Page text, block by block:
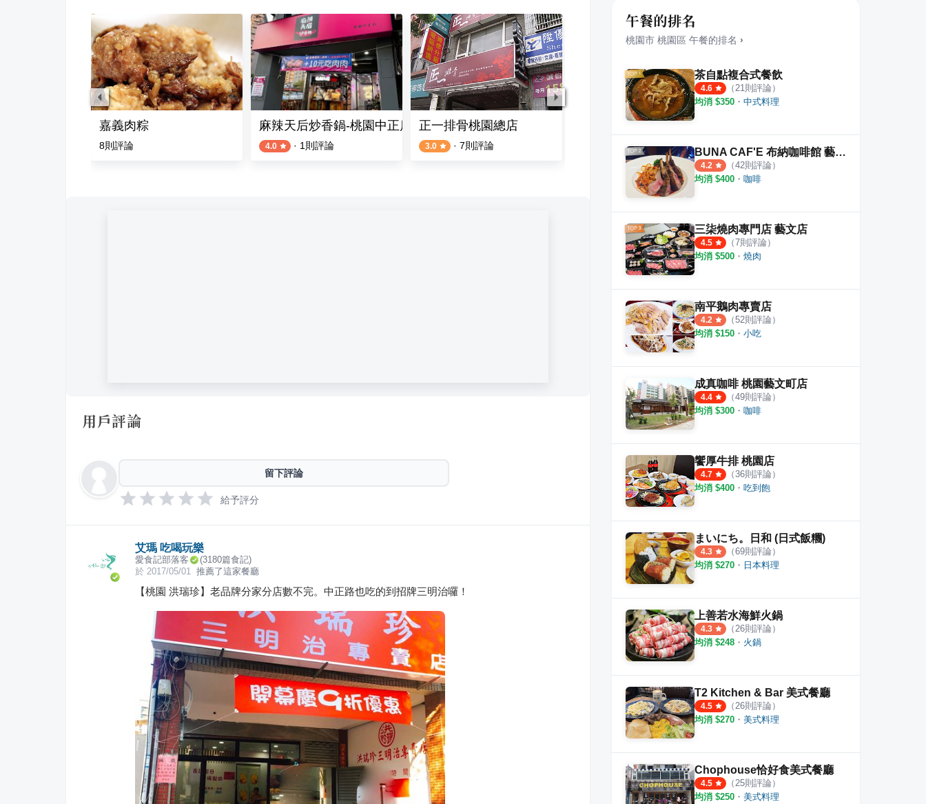
燉牛麵 ｜ 目前僅提供外帶 ｜ 後院取餐
嘉義肉粽
8則評論
麻辣天后炒香鍋-桃園中正店
4.0 · 1 則評論
正一排骨桃園總店
3.0 · 7則評論 19則評論 4.0 ·5則評論
用戶評論
留下評論
給予評分
艾瑪 吃喝玩樂
愛食記部落客 (3180篇食記)
於 2017/05/01 推薦了這家餐廳
【桃園 洪瑞珍】老品牌分家分店數不完。中正路也吃的到招牌三明治囉！
午餐的排名
桃園市 桃園區 午餐的排名 ›
茶自點複合式餐飲
4.6 （ 21 則評論）
均消 $350 ・ 中式料理
BUNA CAF'E 布納咖啡館 藝文店
4.2 （42則評論）
均消 $400 ・ 咖啡
三柒燒肉專門店 藝文店
4.5 （7則評論）
均消 $500 ・ 燒肉
南平鵝肉專賣店
4.2 （52則評論）
均消 $150 ・ 小吃
成真咖啡 桃園藝文町店
4.4 （49則評論）
均消 $300 ・ 咖啡
饗厚牛排 桃園店
4.7 （36則評論）
均消 $400 ・ 吃到飽
まいにち。日和 (日式飯糰)
4.3 （69則評論）
均消 $270 ・ 日本料理
上善若水海鮮火鍋
4.3 （ 26則評論）
均消 $248 ・ 火鍋
T2 Kitchen & Bar 美式餐廳
4.5 （ 26則評論）
均消 $270 ・ 美式料理
Chophouse恰好食美式餐廳
4.5 （ 25則評論）
均消 $250 ・ 美式料理